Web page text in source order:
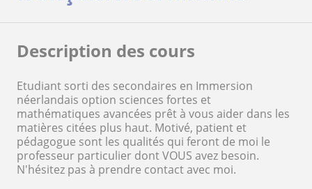
Description des cours
Etudiant sorti des secondaires en Immersion
néerlandais option sciences fortes et
mathématiques avancées prêt à vous aider dans les
matières citées plus haut. Motivé, patient et
pédagogue sont les qualités qui feront de moi le
professeur particulier dont VOUS avez besoin.
N'hésitez pas à prendre contact avec moi.